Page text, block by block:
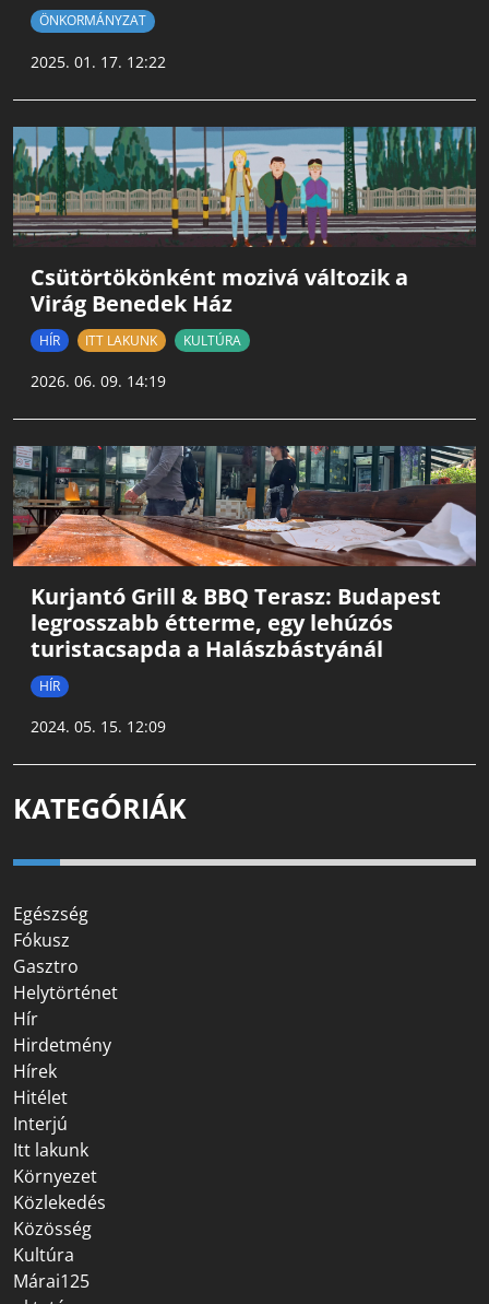
ÖNKORMÁNYZAT
2025. 01. 17. 12:22
Csütörtökönként mozivá változik a
Virág Benedek Ház
HÍR ITT LAKUNK KULTÚRA
2026. 06. 09. 14:19
Kurjantó Grill & BBQ Terasz: Budapest
legrosszabb étterme, egy lehúzós
turistacsapda a Halászbástyánál
HÍR
2024. 05. 15. 12:09
KATEGÓRIÁK
Egészség
Fókusz
Gasztro
Helytörténet
Hír
Hirdetmény
Hírek
Hitélet
Interjú
Itt lakunk
Környezet
Közlekedés
Közösség
Kultúra
Márai125